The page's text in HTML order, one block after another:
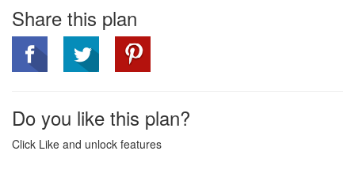
Share this plan
Do you like this plan?
Click Like and unlock features